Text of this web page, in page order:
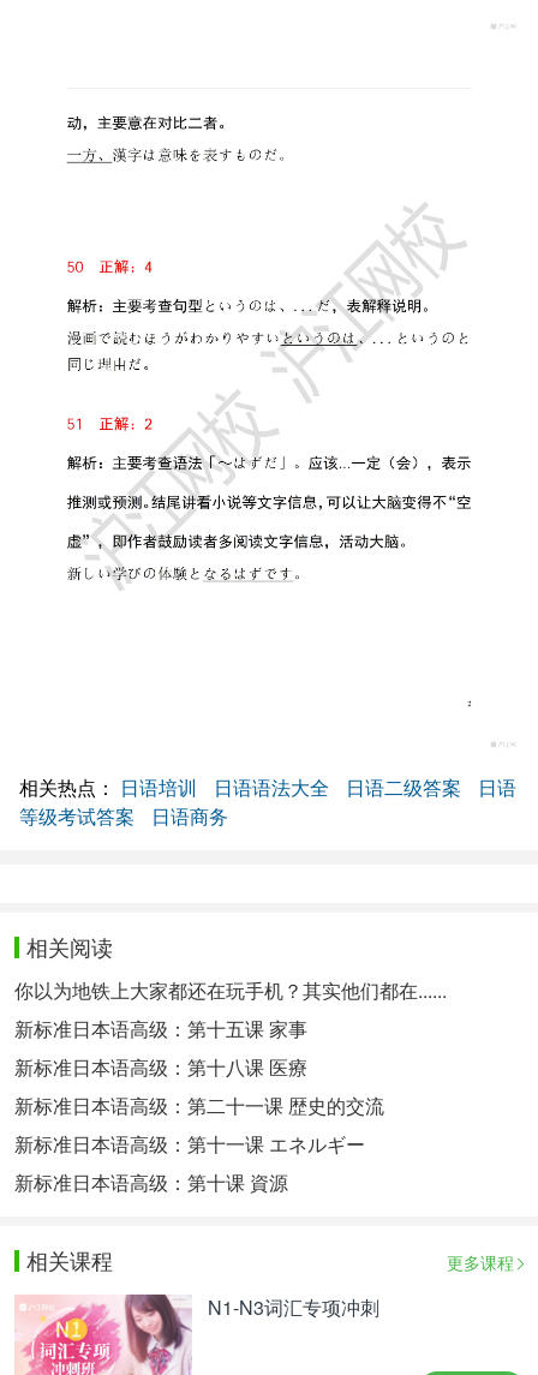
相关热点： 日语培训 日语语法大全 日语二级答案
日语
等级考试答案
日语商务
相关阅读
你以为地铁上大家都还在玩手机？其实他们都在......
新标准日本语高级：第十五课 家事
新标准日本语高级：第十八课 医療
新标准日本语高级：第二十一课 歴史的交流
新标准日本语高级：第十一课 エネルギー
新标准日本语高级：第十课 資源
相关课程 更多课程
N1-N3词汇专项冲刺